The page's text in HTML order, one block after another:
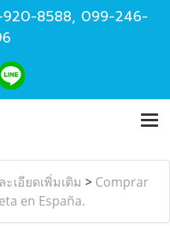
8588, 099-246-
เอียดเพิ่มเติม > Comprar
en España.